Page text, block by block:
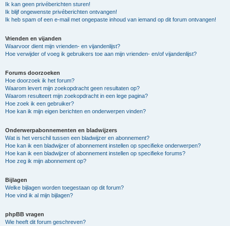
Ik kan geen privéberichten sturen!
Ik blijf ongewenste privéberichten ontvangen!
Ik heb spam of een e-mail met ongepaste inhoud van iemand op dit forum ontvangen!
Vrienden en vijanden
Waarvoor dient mijn vrienden- en vijandenlijst?
Hoe verwijder of voeg ik gebruikers toe aan mijn vrienden- en/of vijandenlijst?
Forums doorzoeken
Hoe doorzoek ik het forum?
Waarom levert mijn zoekopdracht geen resultaten op?
Waarom resulteert mijn zoekopdracht in een lege pagina?
Hoe zoek ik een gebruiker?
Hoe kan ik mijn eigen berichten en onderwerpen vinden?
Onderwerpabonnementen en bladwijzers
Wat is het verschil tussen een bladwijzer en abonnement?
Hoe kan ik een bladwijzer of abonnement instellen op specifieke onderwerpen?
Hoe kan ik een bladwijzer of abonnement instellen op specifieke forums?
Hoe zeg ik mijn abonnement op?
Bijlagen
Welke bijlagen worden toegestaan op dit forum?
Hoe vind ik al mijn bijlagen?
phpBB vragen
Wie heeft dit forum geschreven?